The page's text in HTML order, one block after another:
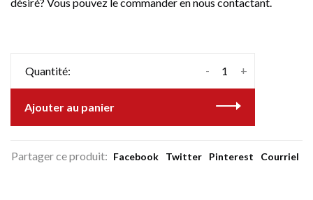
Quantité: +
-
Ajouter au panier
Partager ce produit: Facebook Twitter Pinterest Courriel